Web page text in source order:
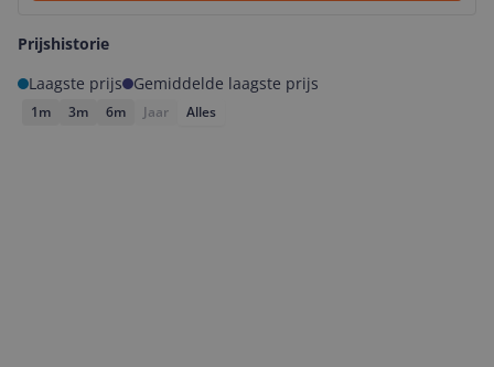
Prijshistorie
Laagste prijs
Gemiddelde laagste prijs
1m 3m 6m Jaar Alles